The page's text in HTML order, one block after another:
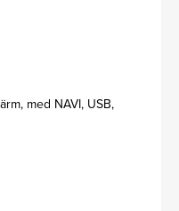
med NAVI, USB,